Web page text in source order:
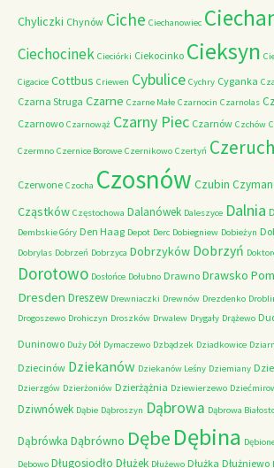
Chyliczki Chynów Ciche Ciechanowiec
Ciechocinek Cieciórki Ciekocinko Cieksyn
Cigacice Cottbus Criewen Cybulice Cychry Cyganka
Czarna Struga Czarne Czarne Małe Czarnocin Czarnolas
Czarnowo Czarnowąż Czarny Piec Czarnów Czchów
Czermno Czernice Borowe Czernikowo Czertyń
Czerwone Czocha Czosnów Czubin
Cząstków Częstochowa Dalanówek Daleszyce Dalnia
Dembskie Góry Den Haag Depot Derc Dobiegniew Dobieżyn
Dobrylas Dobrzeń Dobrzyca Dobrzyków Dobrzyń
Dorotowo Dosłońce Dołubno Drawno Drawsko
Dresden Dreszew Drewniaczki Drewnów Drezdenko
Drogoszewo Drohiczyn Droszków Drwalew Drygały Drążewo
Duninowo Duży Dół Dymaczewo Dzbądzek Dziadkowice
Dziecinów Dziekanów Dziekanów Leśny Dziemiany
Dzierzgów Dzierżoniów Dzierżążnia Dziewierzewo
Dziwnówek Dąbie Dąbroszyn Dąbrowa Dąbrowa
Dąbrówka Dąbrówno Dębe Dębina
Dębowo Długosiodło Dłużek Dłużewo Dłużka Dłużniewo